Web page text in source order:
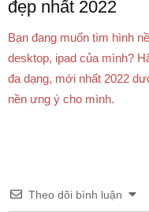
đẹp nhất 2022
Bạn đang muốn tìm hình
desktop, ipad của mình?
đa dạng, mới nhất 2022
nền ưng ý cho mình.
Theo dõi bình luận